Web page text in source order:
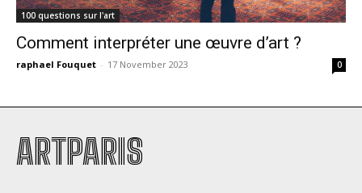
100 questions sur l'art
Comment interpréter une œuvre dʼart ?
raphael Fouquet - 17 November 2023 0
ARTPARIS